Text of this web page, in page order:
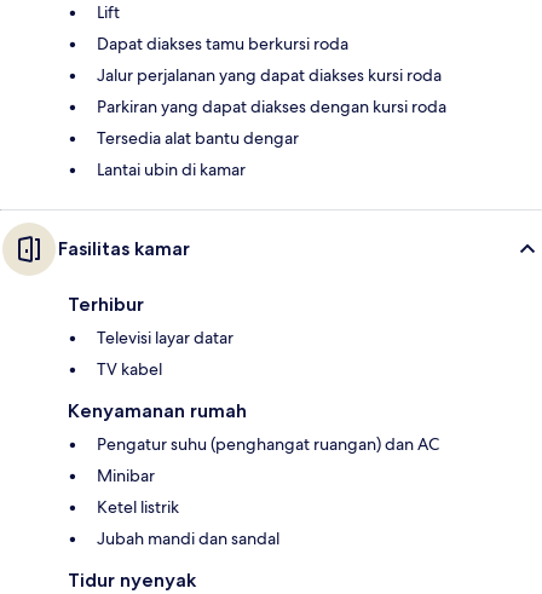
Lift
Dapat diakses tamu berkursi roda
Jalur perjalanan yang dapat diakses kursi roda
Parkiran yang dapat diakses dengan kursi roda
Tersedia alat bantu dengar
Lantai ubin di kamar
Fasilitas kamar
Terhibur
Televisi layar datar
TV kabel
Kenyamanan rumah
Pengatur suhu (penghangat ruangan) dan AC
Minibar
Ketel listrik
Jubah mandi dan sandal
Tidur nyenyak